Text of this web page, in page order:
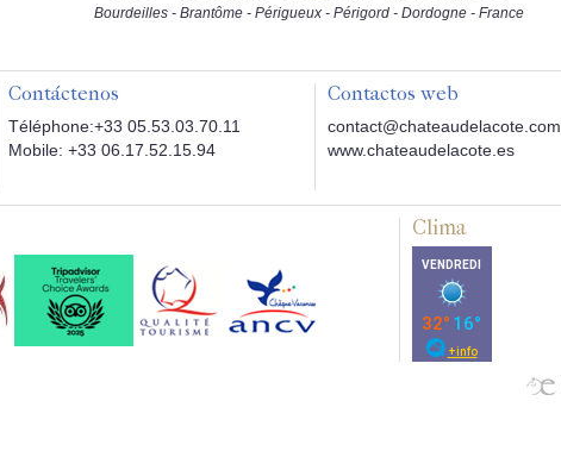
Bourdeilles - Brantôme - Périgueux - Périgord - Dordogne - France
Contáctenos
Téléphone:+33 05.53.03.70.11
Mobile: +33 06.17.52.15.94
Contactos web
contact@chateaudelacote.com
www.chateaudelacote.es
Clima